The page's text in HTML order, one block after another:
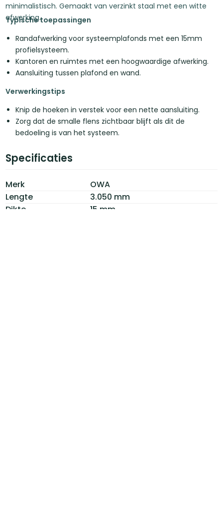
minimalistisch. Gemaakt van verzinkt staal met een witte
afwerking.
Typische toepassingen
Randafwerking voor systeemplafonds met een 15mm
profielsysteem.
Kantoren en ruimtes met een hoogwaardige afwerking.
Aansluiting tussen plafond en wand.
Verwerkingstips
Knip de hoeken in verstek voor een nette aansluiting.
Zorg dat de smalle flens zichtbaar blijft als dit de
bedoeling is van het systeem.
Specificaties
Merk
OWA
Lengte
3.050 mm
Dikte
15 mm